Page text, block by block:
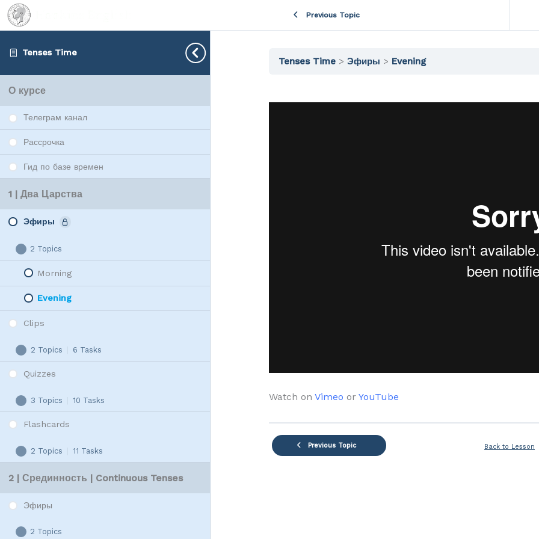
Tenses Time
О курсе
Телеграм канал
Рассрочка
Гид по базе времен
1 | Два Царства
Эфиры
Collapse
Эфиры
2 Topics
Morning
Evening
Clips
Expand
Clips
2 Topics 6 Tasks
Quizzes
Expand
Quizzes
3 Topics 10 Tasks
Flashcards
Expand
Flashcards
2 Topics 11 Tasks
2 | Срединность | Continuous Tenses
Эфиры
2 Topics
Previous Topic
Tenses Time Эфиры Evening
Watch on Vimeo or YouTube
Previous Topic Back to Lesson